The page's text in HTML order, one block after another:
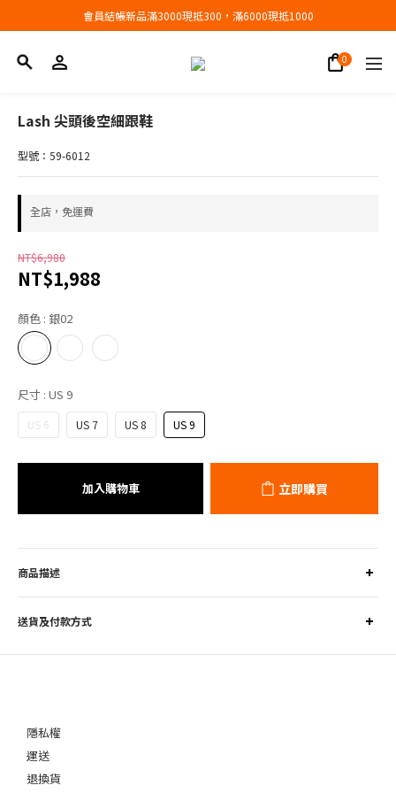
會員結帳新品滿3000現抵300，滿6000現抵1000
會員結帳新品滿3000現抵300，滿6000現抵1000
Lash 尖頭後空細跟鞋
型號：59-6012
全店，免運費
NT$6,980
NT$1,988
顏色 : 銀02
尺寸 : US 9
US 6 US 7 US 8 US 9
加入購物車 立即購買
商品描述
送貨及付款方式
隱私權
運送
退換貨